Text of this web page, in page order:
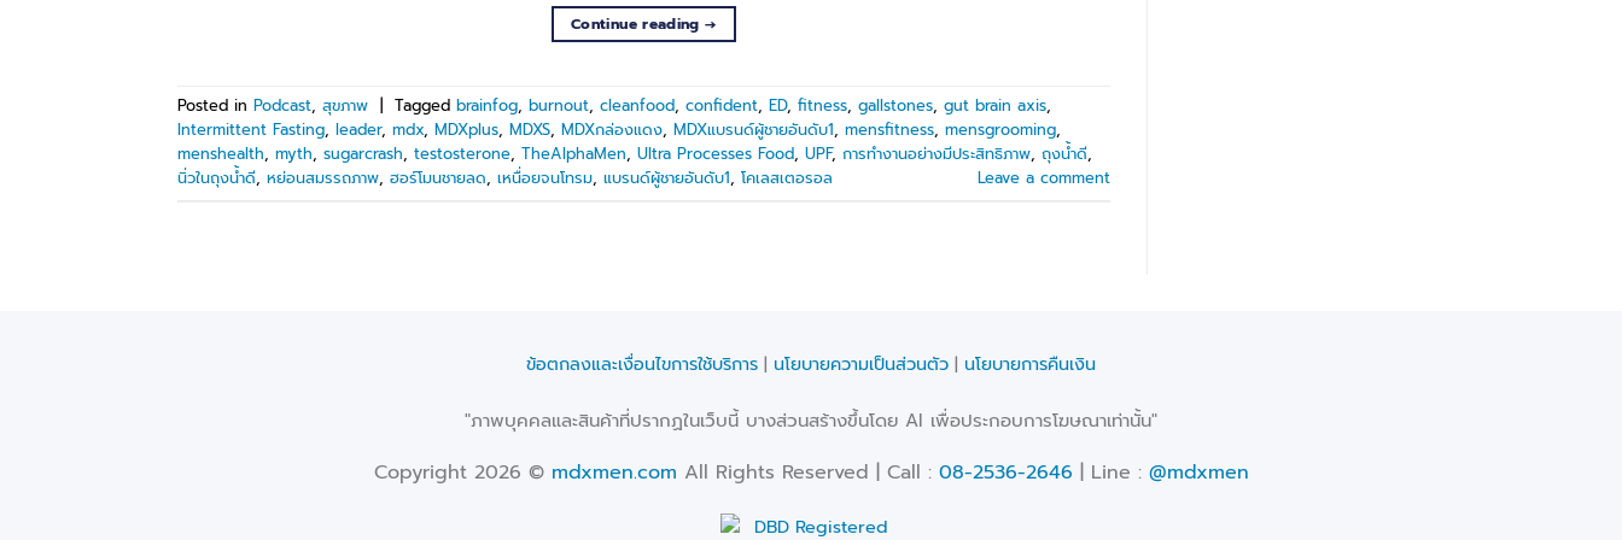
Continue reading→
Posted in Podcast, สุขภาพ Tagged brainfog, burnout, cleanfood, confident, ED, fitness, gallstones, gut brain axis,
Intermittent Fasting, leader, mdx, MDXplus, MDXS, MDXกล่องแดง, MDXแบรนด์ผู้ชายอันดับ1, mensfitness, mensgrooming,
menshealth, myth, sugarcrash, testosterone, TheAlphaMen, Ultra Processes Food, UPF, การทำงานอย่างมีประสิทธิภาพ, ถุงน้ำดี,
นิ่วในถุงน้ำดี, หย่อนสมรรถภาพ, ฮอร์โมนชายลด, เหนื่อยจนโทรม, แบรนด์ผู้ชายอันดับ1, โคเลสเตอรอล Leave a comment
ข้อตกลงและเงื่อนไขการใช้บริการ | นโยบายความเป็นส่วนตัว | นโยบายการคืนเงิน
"ภาพบุคคลและสินค้าที่ปรากฏในเว็บนี้ บางส่วนสร้างขึ้นโดย AI เพื่อประกอบการโฆษณาเท่านั้น"
Copyright 2026 © mdxmen.com All Rights Reserved | Call : 08-2536-2646 | Line : @mdxmen